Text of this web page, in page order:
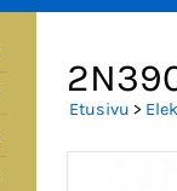
Etusivu >